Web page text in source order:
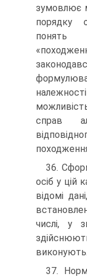
зумовлює
порядку
понять
справ
36.
осіб у цій
відомі
числі, у
виконують.
37.